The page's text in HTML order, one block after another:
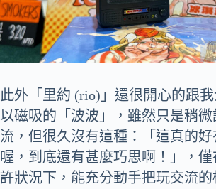
此外「里約 (rio)」還很開心的跟
以磁吸的「波波」，雖然只是稍微
流，但很久沒有這種：「這真的好
喔，到底還有甚麼巧思啊！」，
許狀況下，能充分動手把玩交流的